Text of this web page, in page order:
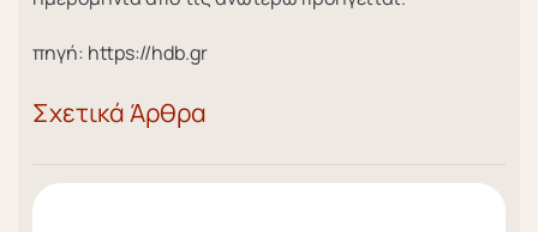
πηγή: https://hdb.gr
Σχετικά Άρθρα